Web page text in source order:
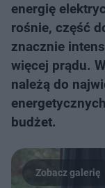
energię
rośnie, część
znacznie
więcej prądu.
należą do
budżet.